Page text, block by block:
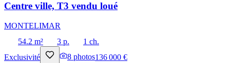
Centre ville, T3 vendu loué
MONTELIMAR
54.2 m²
3 p.
1 ch.
Exclusivité
8 photos136 000 €